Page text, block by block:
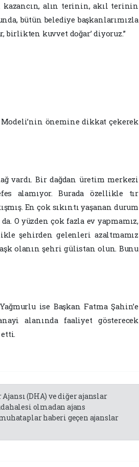
kazancın, alın terinin, akıl terinin
bütün belediye başkanlarımızla
kuvvet doğar’ diyoruz.”
Modeli’nin önemine dikkat çekerek
vardı. Bir dağdan üretim merkezi
alamıyor. Burada özellikle tır
En çok sıkıntı yaşanan durum
O yüzden çok fazla ev yapmamız,
şehirden gelenleri azaltmamız
olanın şehri gülistan olun. Bunu
ise Başkan Fatma Şahin’e
alanında faaliyet gösterecek
(DHA) ve diğer ajanslar
olmadan ajans
haberi geçen ajanslar